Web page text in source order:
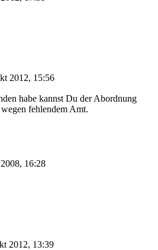
2012, 15:56
habe kannst Du der Abordnung
fehlendem Amt.
16:28
2012, 13:39